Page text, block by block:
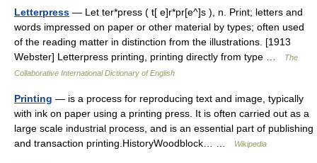
Letterpress — Let ter*press ( t[ e]r*pr[e^]s ), n. Print; letters and
words impressed on paper or other material by types; often used
of the reading matter in distinction from the illustrations. [1913
Webster] Letterpress printing, printing directly from type …
The
Collaborative International Dictionary of English
Printing — is a process for reproducing text and image, typically
with ink on paper using a printing press. It is often carried out as a
large scale industrial process, and is an essential part of publishing
and transaction printing.HistoryWoodblock… …
Wikipedia